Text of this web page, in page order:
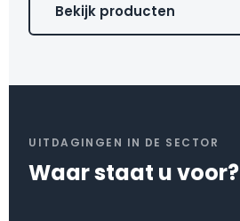
Bekijk producten
UITDAGINGEN IN DE SECTOR
Waar staat u voor?